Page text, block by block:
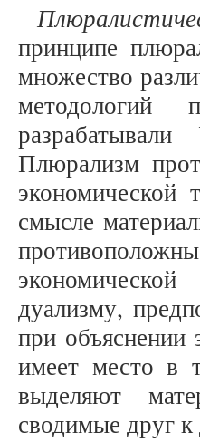
принципе
множество
Плюрализм
экономической
смысле
дуализму,
при объяснении
имеет место в
выделяют
сводимые друг к